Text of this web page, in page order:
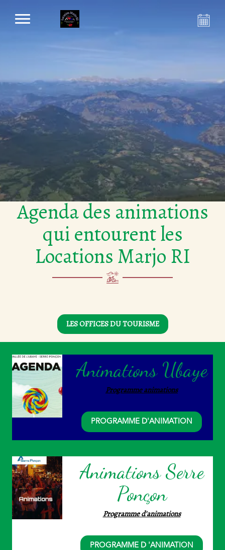
Agenda des animations
qui entourent les
Locations Marjo RI
LES OFFICES DU TOURISME
Animations Ubaye
Programme animations
PROGRAMME D'ANIMATION
Animations Serre
Ponçon
Programme d'animations
PROGRAMME D 'ANIMATION